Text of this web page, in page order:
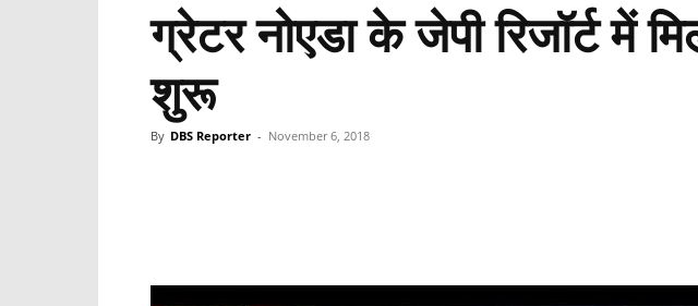
ग्रेटर नोएडा के जेपी रिजॉर्ट
शुरू
By DBS Reporter - November 6, 2018